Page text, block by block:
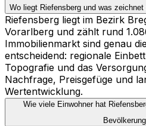
Wo liegt Riefensberg und was zeichnet
Riefensberg liegt im Bezirk
Vorarlberg und zählt rund
Immobilienmarkt sind genau
entscheidend: regionale
Topografie und das
Nachfrage, Preisgefüge und
Wertentwicklung.
Wie viele Einwohner hat